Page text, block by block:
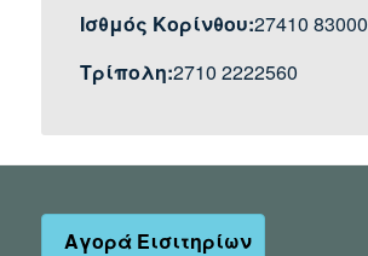
Ισθμός Κορίνθου:27410 83000
Τρίπολη:2710 2222560
Αγορά Εισιτηρίων